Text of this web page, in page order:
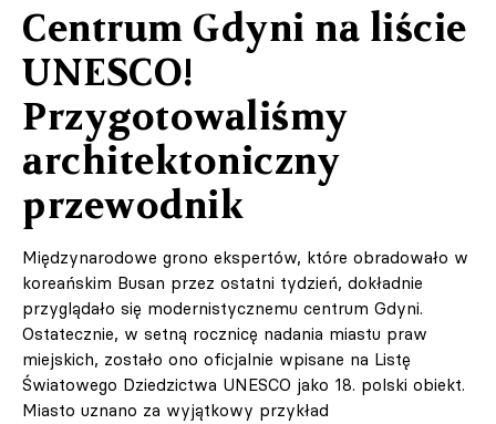
Centrum Gdyni na liście
UNESCO!
Przygotowaliśmy
architektoniczny
przewodnik
Międzynarodowe grono ekspertów, które obradowało w
koreańskim Busan przez ostatni tydzień, dokładnie
przyglądało się modernistycznemu centrum Gdyni.
Ostatecznie, w setną rocznicę nadania miastu praw
miejskich, zostało ono oficjalnie wpisane na Listę
Światowego Dziedzictwa UNESCO jako 18. polski obiekt.
Miasto uznano za wyjątkowy przykład